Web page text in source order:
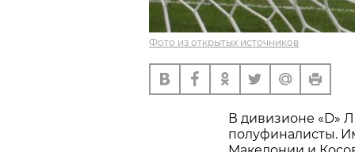
Фото из открытых источников
В дивизионе «D»
полуфиналисты.